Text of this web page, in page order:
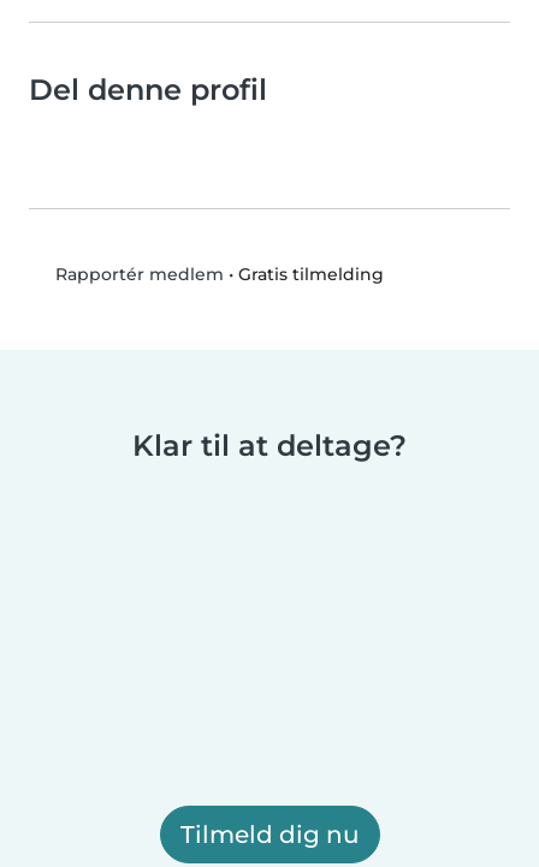
Del denne profil
Rapportér medlem • Gratis tilmelding
Klar til at deltage?
Tilmeld dig nu